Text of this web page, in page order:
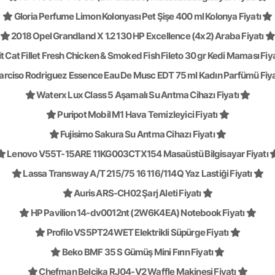
Gloria Perfume Limon Kolonyası Pet Şişe 400 ml Kolonya Fiyatı
2018 Opel Grandland X 1.2 130 HP Excellence (4x2) Araba Fiyatı
Cat Fillet Fresh Chicken & Smoked Fish Fileto 30 gr Kedi Maması
Rodriguez Essence Eau De Musc EDT 75 ml Kadın Parfümü
Waterx Lux Class 5 Aşamalı Su Arıtma Cihazı Fiyatı
Puripot Mobil M1 Hava Temizleyici Fiyatı
Fujisimo Sakura Su Arıtma Cihazı Fiyatı
Lenovo V55T-15ARE 11KG003CTX154 Masaüstü Bilgisayar Fiyatı
Lassa Transway A/T 215/75 16 116/114Q Yaz Lastiği Fiyatı
Auris ARS-CH02 Şarj Aleti Fiyatı
HP Pavilion 14-dv0012nt (2W6K4EA) Notebook Fiyatı
Profilo VS5PT24WET Elektrikli Süpürge Fiyatı
Beko BMF 35 S Gümüş Mini Fırın Fiyatı
Chefman Belçika RJ04-V2 Waffle Makinesi Fiyatı